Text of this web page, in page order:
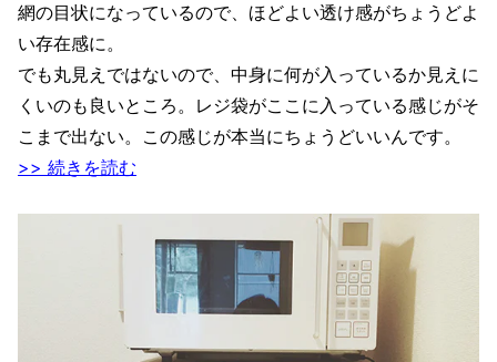
網の目状になっているので、ほどよい透け感がちょうどよ
い存在感に。
でも丸見えではないので、中身に何が入っているか見えに
くいのも良いところ。レジ袋がここに入っている感じがそ
こまで出ない。この感じが本当にちょうどいいんです。
>> 続きを読む